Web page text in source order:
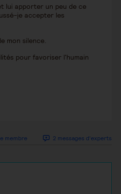
lui apporter un peu de ce
je accepter les
mon silence.
pour favoriser l'humain
membre 2 messages d'experts